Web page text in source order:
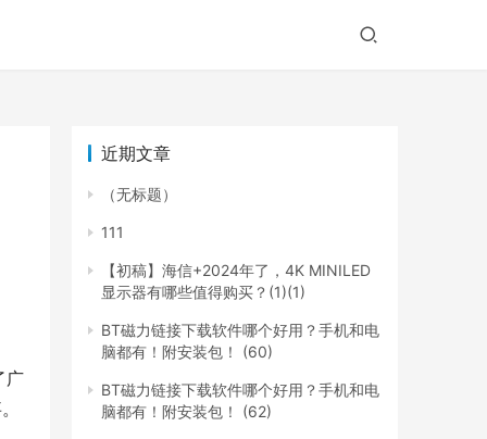
广
近期文章
（无标题）
111
【初稿】海信+2024年了，4K MINILED
显示器有哪些值得购买？(1)(1)
BT磁力链接下载软件哪个好用？手机和电
脑都有！附安装包！ (60)
BT磁力链接下载软件哪个好用？手机和电
脑都有！附安装包！ (62)